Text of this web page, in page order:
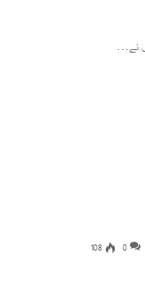
نے…
0
108